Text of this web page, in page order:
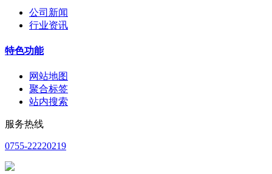
公司新闻
行业资讯
特色功能
网站地图
聚合标签
站内搜索
服务热线
0755-22220219